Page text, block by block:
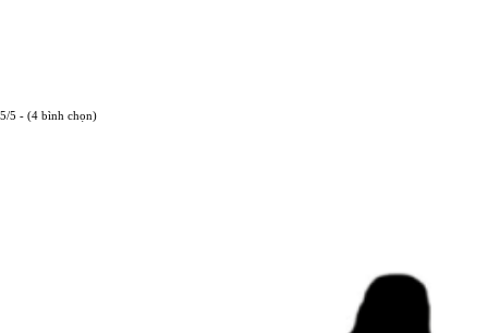
5/5 - (4 bình chọn)